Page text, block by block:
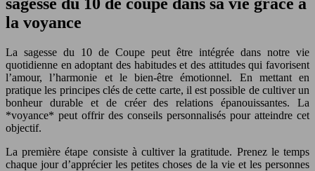
la voyance
La sagesse du 10 de Coupe peut être intégrée dans notre vie
quotidienne en adoptant des habitudes et des attitudes qui favorisent
l’amour, l’harmonie et le bien-être émotionnel. En mettant en
pratique les principes clés de cette carte, il est possible de cultiver un
bonheur durable et de créer des relations épanouissantes. La
*voyance* peut offrir des conseils personnalisés pour atteindre cet
objectif.
La première étape consiste à cultiver la gratitude. Prenez le temps
chaque jour d’apprécier les petites choses de la vie et les personnes